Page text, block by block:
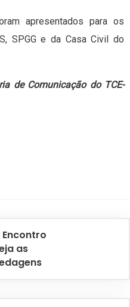
apresentados para os
SPGG e da Casa Civil do
de Comunicação do TCE-
Encontro
as